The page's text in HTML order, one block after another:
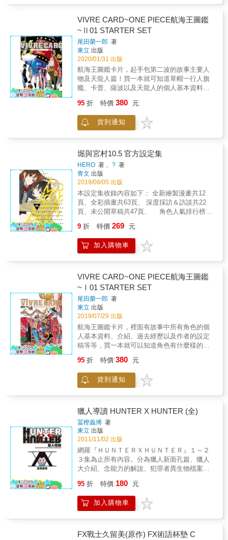
校園生活為主所繪製的彩色插圖&hearts; 珍貴
的動畫插圖也收錄其中！ FILE.04 BACK
蘭兩人的重要場景＆小物設定資料集！ 本書特
色 滿滿的新一＆小蘭!! 兩人之間的祕密大公開
方FANBOOK ●徹底介紹高中生偵探・工藤新一
與青梅竹馬・毛利蘭的大小事&hearts; ●深入解
析新一＆小蘭兩人的魅力之處 &hearts; ●不可
錯過！新一＆小蘭之間戀愛插曲的詳細指南！
動畫插圖滿載！ ●超充實！完整介紹劇場版＆
電視系列中新一與小蘭兩人的重要場景＆小物
設定資料集！
VIVRE CARD~ONE PIECE航海王圖鑑
~Ⅱ01 STARTER SET
尾田榮一郎 著
東立 出版
2020/01/31 出版
航海王圖鑑卡片，起手包第二波的故事主要人
物及天龍人篇！買一本就可知道草帽一行人旗
艦、卡普、薩波以及天龍人的個人基本資料、
設定稿等等，是身為航海王的粉絲絕對不能錯
過的精美產品！
95 折 特價 380 元
貨到通知
堀與宮村10.5 官方設定集
HERO 著 、? 著
青文 出版
2019/08/05 出版
本設定集收錄內容如下： 全新繪製漫畫共12
頁、全彩插畫共63頁、 深度採訪＆訪談共22
頁、未公開草稿共47頁、 角色人氣排行榜票
知道他們不為人知的祕密！ & 本書特色&& &
★日本熱賣超過200萬本暢銷作品。 ★原作三
度OVA化，主角群由松岡禎丞、瀬戸麻沙美、
外，還收錄了全彩插畫共63頁等等豐富的內
容。
9 折 特價 269 元
加入購物車
VIVRE CARD~ONE PIECE航海王圖鑑
~Ⅰ01 STARTER SET
尾田榮一郎 著
東立 出版
2019/07/29 出版
航海王圖鑑卡片，裡面有故事中所有角色的個
人基本資料、介紹、過去經歷以及作者的設定
稿等等，買一本就可以知道角色有什麼樣的能
發行的是第一本主要角色篇，以後還會陸續推
出其他角色的圖鑑卡片，收集到最後還能成
冊，讓你能自稱為航海王專家！身為航海王的
95 折 特價 380 元
貨到通知
獵人導讀 HUNTER X HUNTER (全)
冨樫義博 著
東立 出版
2011/11/02 出版
網羅『ＨＵＮＴＥＲＸＨＵＮＴＥＲ』１～２
３集為止所有內容。分為獵人新面孔篇、獵人
大介紹、念能力的解說、犯罪者異生物檔案、
篇。『ＨＵＮＴＥＲＸＨＵＮＴＥＲ』從獵人
試驗篇開始，經過天空鬥技場篇、友克鑫市
篇，接著是Ｇ‧Ｉ貪婪之島篇，目前連載中的是
95 折 特價 180 元
加入購物車
FX戰士久留美(原作) FX術語杯墊 C